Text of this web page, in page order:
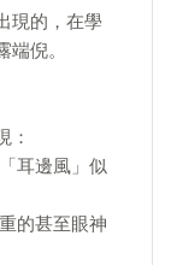
現的，在學
倪。
：
耳邊風」似
的甚至眼神